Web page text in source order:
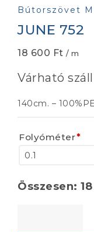
Bútorszövet
JUNE 752
18 600 Ft / m
Várható
140cm. –
Folyóméter*
Összesen: